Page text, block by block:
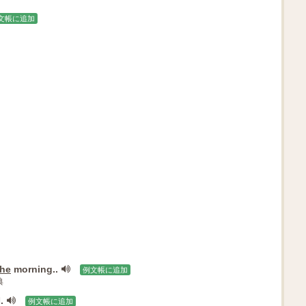
帳に追加
morning.. 例文帳に追加
例文帳に追加